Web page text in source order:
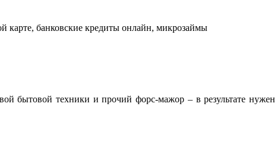
карте, банковские кредиты онлайн, микрозаймы
бытовой техники и прочий форс-мажор – в результате нужен